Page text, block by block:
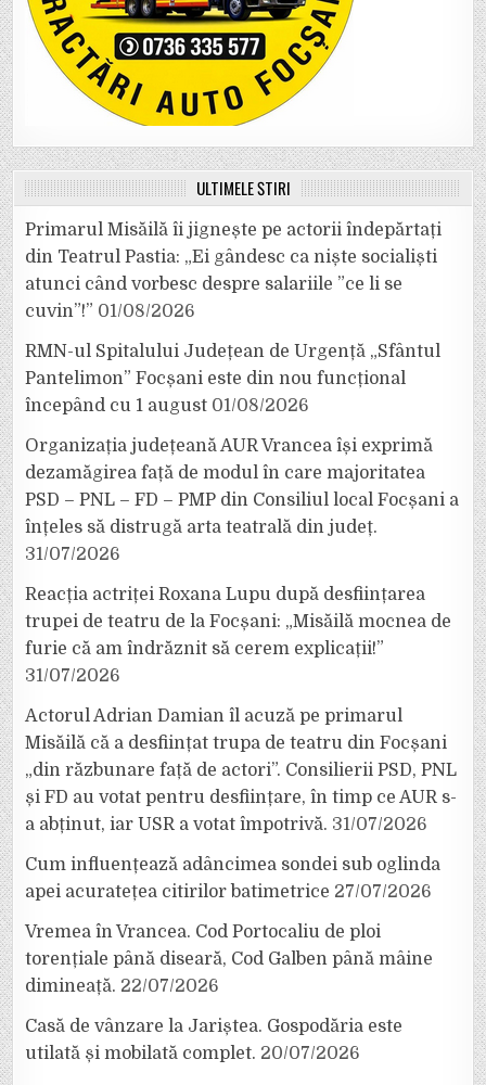
ULTIMELE ȘTIRI
Primarul Misăilă îi jignește pe actorii îndepărtați
din Teatrul Pastia: „Ei gândesc ca niște socialiști
atunci când vorbesc despre salariile ”ce li se
cuvin”!” 01/08/2026
RMN-ul Spitalului Județean de Urgență „Sfântul
Pantelimon” Focșani este din nou funcțional
începând cu 1 august 01/08/2026
Organizația județeană AUR Vrancea își exprimă
dezamăgirea față de modul în care majoritatea
PSD – PNL – FD – PMP din Consiliul local Focșani a
înțeles să distrugă arta teatrală din județ.
31/07/2026
Reacția actriței Roxana Lupu după desființarea
trupei de teatru de la Focșani: „Misăilă mocnea de
furie că am îndrăznit să cerem explicații!”
31/07/2026
Actorul Adrian Damian îl acuză pe primarul
Misăilă că a desființat trupa de teatru din Focșani
„din răzbunare față de actori”. Consilierii PSD, PNL
și FD au votat pentru desființare, în timp ce AUR s-
a abținut, iar USR a votat împotrivă. 31/07/2026
Cum influențează adâncimea sondei sub oglinda
apei acuratețea citirilor batimetrice 27/07/2026
Vremea în Vrancea. Cod Portocaliu de ploi
torențiale până diseară, Cod Galben până mâine
dimineață. 22/07/2026
Casă de vânzare la Jariștea. Gospodăria este
utilată și mobilată complet. 20/07/2026